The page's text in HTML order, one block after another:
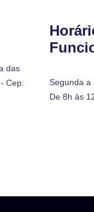
das
Cep:
Segunda a
De 8h às